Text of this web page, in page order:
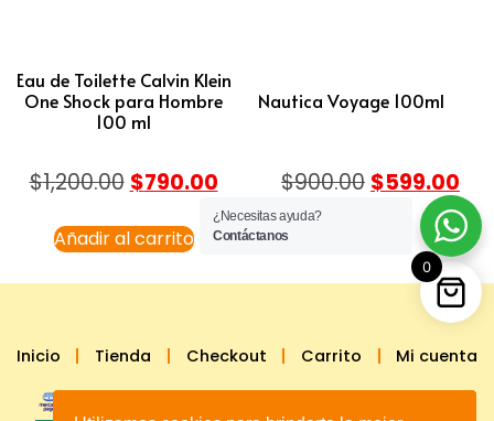
Eau de Toilette Calvin Klein
One Shock para Hombre
100 ml
$1,200.00 $790.00
Añadir al carrito
Nautica Voyage 100ml
$900.00 $599.00
Inicio Tienda Checkout Carrito Mi cuenta
¿Necesitas ayuda?
Contáctanos
0